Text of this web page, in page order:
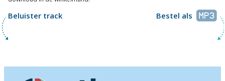
Beluister track Bestel als